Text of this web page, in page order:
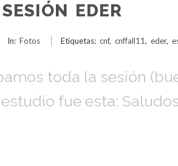
EDER
In: Fotos Etiquetas: cnf, cnffall11, eder,
toda la sesión
fue esta: Saludos